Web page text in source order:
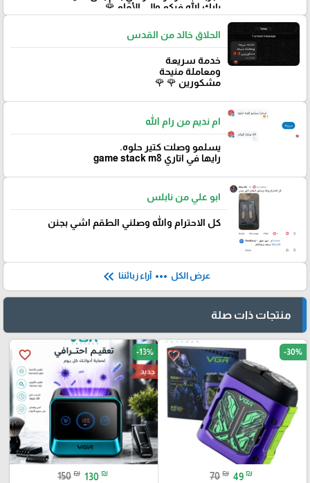
‏بارك الله فيكم وإلى الأمام 🌹
الحلاق خالد من القدس
خدمة سريعة
ومعاملة منيحة
مشكورين 🌹 🌹
ام نديم من رام الله
يسلمو وصلت كتير حلوه.
رايها في اتاري game stack m8
ابو علي من نابلس
كل الاحترام والله وصلني الطقم اشي بجنن
عرض الكل more_horiz آراء زبائننا keyboard_double_arrow_left
منتجات ذات صلة
favorite_border -30%
70 ₪ 49 ₪
favorite_border -13%
جديد
150 ₪ 130 ₪